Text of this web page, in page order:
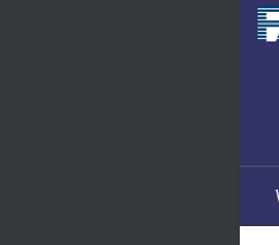
Zum
Inhalt